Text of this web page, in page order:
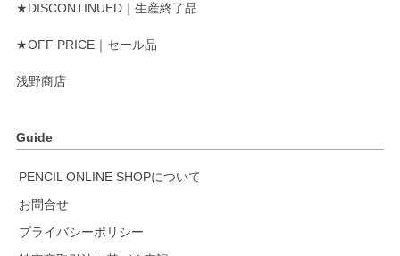
★DISCONTINUED｜生産終了品
★OFF PRICE｜セール品
浅野商店
Guide
PENCIL ONLINE SHOPについて
お問合せ
プライバシーポリシー